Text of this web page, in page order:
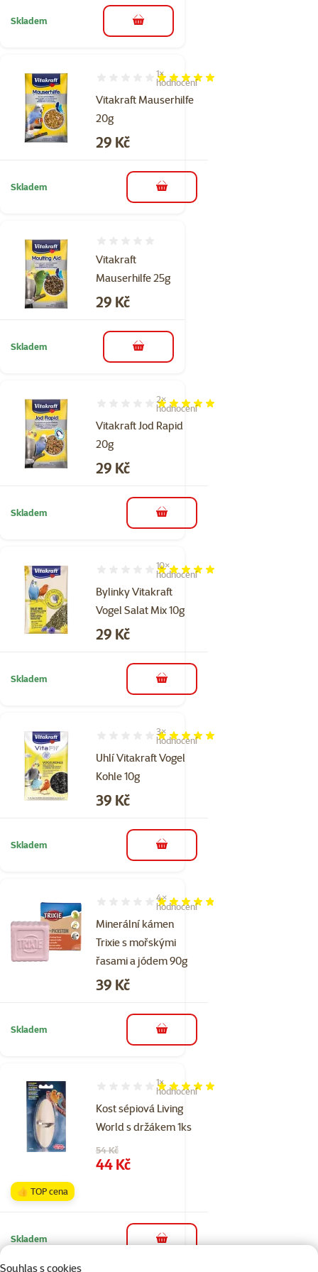
Souhlas s cookies
Skladem do košíku
Vitakraft Mauserhilfe
20g
Hodnocení 100%, počet hodnocení: 1
1×
hodnocení
Cena
29 Kč
Skladem do košíku
Vitakraft
Mauserhilfe 25g
Cena
29 Kč
Skladem do košíku
Vitakraft Jod Rapid
20g
Hodnocení 100%, počet hodnocení: 2
2×
hodnocení
Cena
29 Kč
Skladem do košíku
Bylinky Vitakraft
Vogel Salat Mix 10g
Hodnocení 100%, počet hodnocení: 10
10×
hodnocení
Cena
29 Kč
Skladem do košíku
Uhlí Vitakraft Vogel
Kohle 10g
Hodnocení 100%, počet hodnocení: 3
3×
hodnocení
Cena
39 Kč
Skladem do košíku
Minerální kámen
Trixie s mořskými
řasami a jódem 90g
Hodnocení 95%, počet hodnocení: 4
4×
hodnocení
Cena
39 Kč
Skladem do košíku
Kost sépiová Living
World s držákem 1ks
Hodnocení 100%, počet hodnocení: 1
1×
hodnocení
Původní cena
54 Kč
Cena
44 Kč
👍 TOP cena
Skladem do košíku